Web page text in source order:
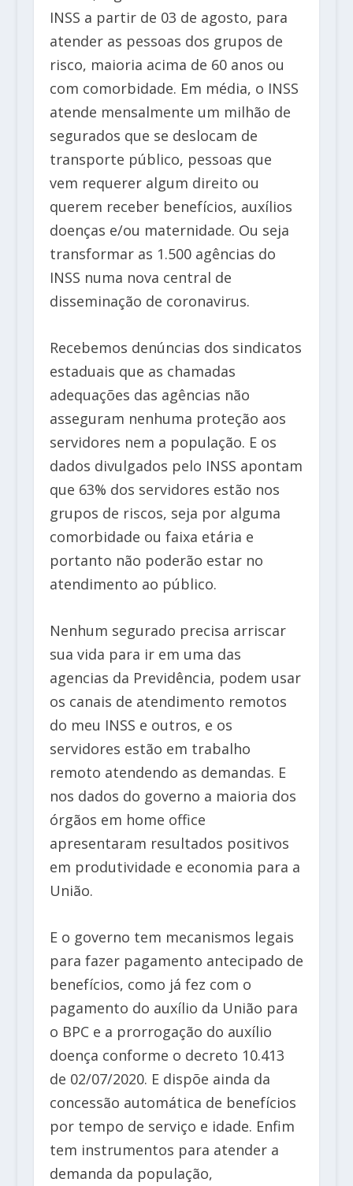
INSS a partir de 03 de agosto, para
atender as pessoas dos grupos de
risco, maioria acima de 60 anos ou
com comorbidade. Em média, o INSS
atende mensalmente um milhão de
segurados que se deslocam de
transporte público, pessoas que
vem requerer algum direito ou
querem receber benefícios, auxílios
doenças e/ou maternidade. Ou seja
transformar as 1.500 agências do
INSS numa nova central de
disseminação de coronavirus.
Recebemos denúncias dos sindicatos
estaduais que as chamadas
adequações das agências não
asseguram nenhuma proteção aos
servidores nem a população. E os
dados divulgados pelo INSS apontam
que 63% dos servidores estão nos
grupos de riscos, seja por alguma
comorbidade ou faixa etária e
portanto não poderão estar no
atendimento ao público.
Nenhum segurado precisa arriscar
sua vida para ir em uma das
agencias da Previdência, podem usar
os canais de atendimento remotos
do meu INSS e outros, e os
servidores estão em trabalho
remoto atendendo as demandas. E
nos dados do governo a maioria dos
órgãos em home office
apresentaram resultados positivos
em produtividade e economia para a
União.
E o governo tem mecanismos legais
para fazer pagamento antecipado de
benefícios, como já fez com o
pagamento do auxílio da União para
o BPC e a prorrogação do auxílio
doença conforme o decreto 10.413
de 02/07/2020. E dispõe ainda da
concessão automática de benefícios
por tempo de serviço e idade. Enfim
tem instrumentos para atender a
demanda da população,